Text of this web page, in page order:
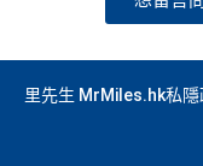
里先生 MrMiles.hk私隱